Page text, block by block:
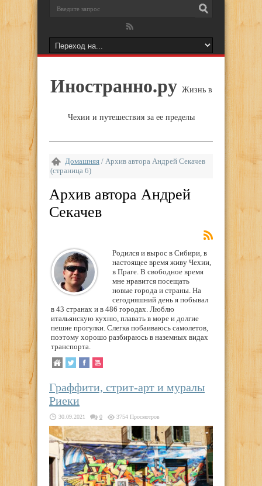
Иностранно.ру Жизнь в
Чехии и путешествия за ее пределы
Домашняя / Архив автора Андрей Секачев
(страница 6)
Архив автора Андрей
Секачев
Родился и вырос в Сибири, в
настоящее время живу Чехии,
в Праге. В свободное время
мне нравится посещать
новые города и страны. На
сегодняшний день я побывал
в 43 странах и в 486 городах. Люблю
итальянскую кухню, плавать в море и долгие
пешие прогулки. Слегка побаиваюсь самолетов,
поэтому хорошо разбираюсь в наземных видах
транспорта.
Граффити, стрит-арт и муралы
Риеки
30.09.2021 0 3754 Просмотров